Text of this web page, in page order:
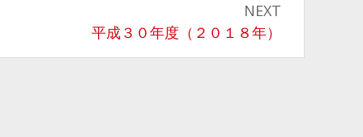
NEXT
Next
post:
平成３０年度（２０１８年）